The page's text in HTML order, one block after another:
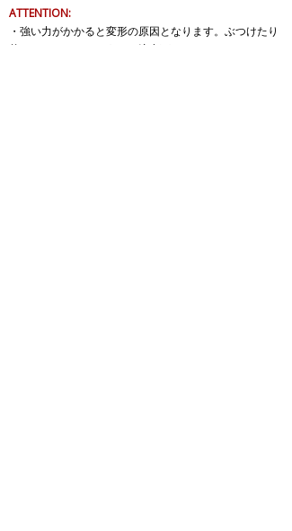
ATTENTION:
・強い力がかかると変形の原因となります。ぶつけたり